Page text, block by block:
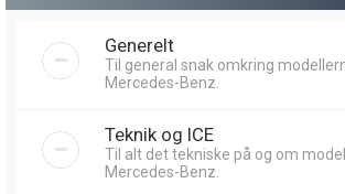
Generelt
Til general snak omkring
Mercedes-Benz.
Teknik og ICE
Til alt det tekniske på og om
Mercedes-Benz.